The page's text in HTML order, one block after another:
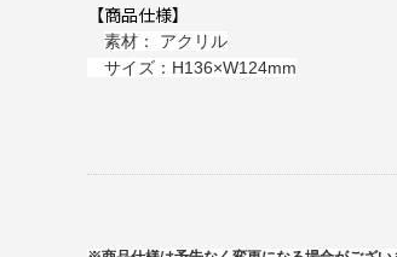
【商品仕様】
素材： アクリル
サイズ：H136×W124mm